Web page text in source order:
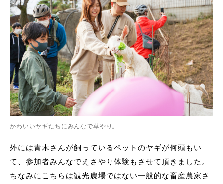
かわいいヤギたちにみんなで草やり。
外には青木さんが飼っているペットのヤギが何頭もい
て、参加者みんなでえさやり体験もさせて頂きました。
ちなみにこちらは観光農場ではない一般的な畜産農家さ